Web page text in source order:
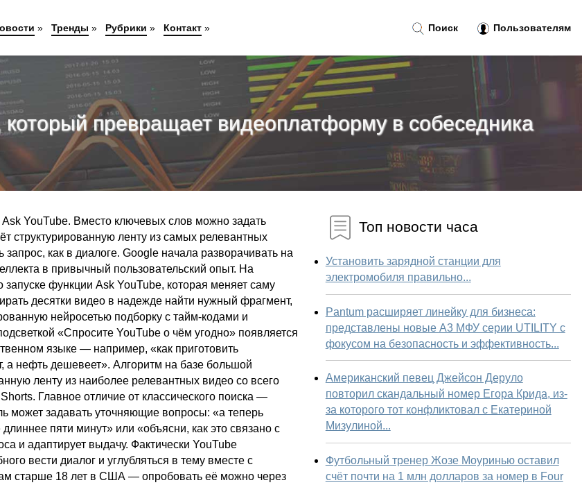
превращает видеоплатформу в собеседника
YouTube. Вместо ключевых слов можно задать
структурированную ленту из самых релевантных
как в диалоге. Google начала разворачивать на
в привычный пользовательский опыт. На
функции Ask YouTube, которая меняет саму
десятки видео в надежде найти нужный фрагмент,
нейросетью подборку с тайм-кодами и
«Спросите YouTube о чём угодно» появляется
языке — например, «как приготовить
а нефть дешевеет». Алгоритм на базе большой
ленту из наиболее релевантных видео со всего
Главное отличие от классического поиска —
может задавать уточняющие вопросы: «а теперь
пяти минут» или «объясни, как это связано с
и адаптирует выдачу. Фактически YouTube
вести диалог и углубляться в тему вместе с
старше 18 лет в США — опробовать её можно через
Топ новости часа
Установить зарядной станции для
электромобиля правильно...
Pantum расширяет линейку для бизнеса:
представлены новые А3 МФУ серии UTILITY с
фокусом на безопасность и эффективность...
Американский певец Джейсон Деруло
повторил скандальный номер Егора Крида, из-
за которого тот конфликтовал с Екатериной
Мизулиной...
Футбольный тренер Жозе Моуринью оставил
счёт почти на 1 млн долларов за номер в Four
Поиск Пользователям
» Тренды » Рубрики » Контакт»